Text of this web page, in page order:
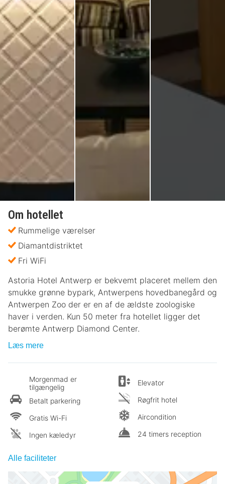
Om hotellet
Rummelige værelser
Diamantdistriktet
Fri WiFi
Astoria Hotel Antwerp er bekvemt placeret mellem den
smukke grønne bypark, Antwerpens hovedbanegård og
Antwerpen Zoo der er en af ​​de ældste zoologiske
haver i verden. Kun 50 meter fra hotellet ligger det
berømte Antwerp Diamond Center.
Læs mere
Morgenmad er
tilgængelig
Betalt parkering
Gratis Wi-Fi
Ingen kæledyr
Elevator
Røgfrit hotel
Aircondition
24 timers reception
Alle faciliteter